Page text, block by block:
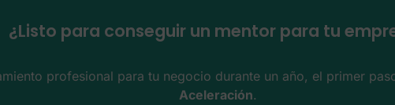
¿Listo para conseguir un mentor para tu
profesional para tu negocio durante un año, el primer
Aceleración.